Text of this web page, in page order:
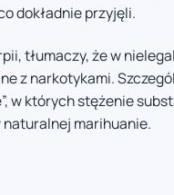
dokładnie przyjęli.
tłumaczy, że w
z narkotykami.
w których stężenie
marihuanie.